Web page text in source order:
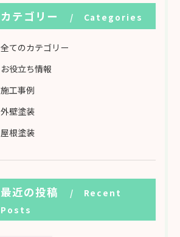
カテゴリー Categories
全てのカテゴリー
お役立ち情報
施工事例
外壁塗装
屋根塗装
最近の投稿
Recent
Posts